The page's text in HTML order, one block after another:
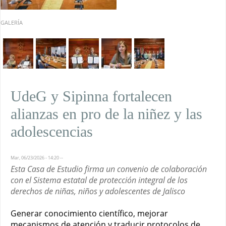
GALERÍA
UdeG y Sipinna fortalecen
alianzas en pro de la niñez y las
adolescencias
Mar, 06/23/2026 - 14:20--
Esta Casa de Estudio firma un convenio de colaboración
con el Sistema estatal de protección integral de los
derechos de niñas, niños y adolescentes de Jalisco
Generar conocimiento científico, mejorar